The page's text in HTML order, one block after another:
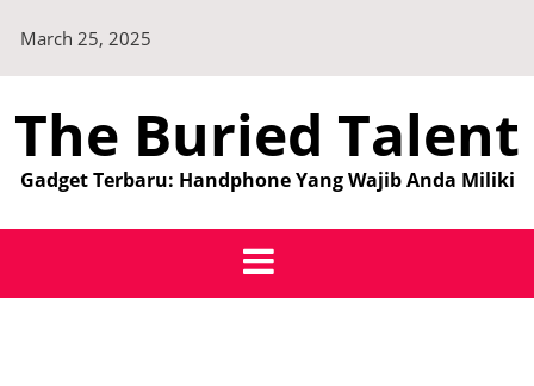
content
March 25, 2025
The Buried Talent
Gadget Terbaru: Handphone Yang Wajib Anda Miliki